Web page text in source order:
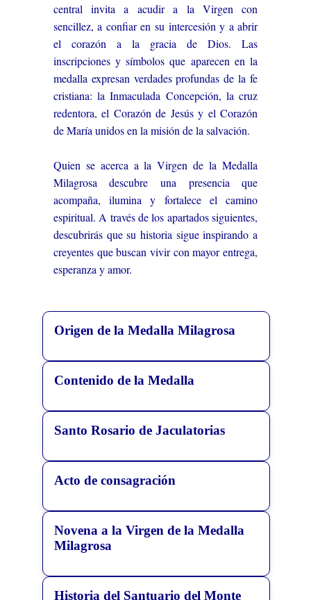
central invita a acudir a la Virgen con
sencillez, a confiar en su intercesión y a abrir
el corazón a la gracia de Dios. Las
inscripciones y símbolos que aparecen en la
medalla expresan verdades profundas de la fe
cristiana: la Inmaculada Concepción, la cruz
redentora, el Corazón de Jesús y el Corazón
de María unidos en la misión de la salvación.
Quien se acerca a la Virgen de la Medalla
Milagrosa descubre una presencia que
acompaña, ilumina y fortalece el camino
espiritual. A través de los apartados siguientes,
descubrirás que su historia sigue inspirando a
creyentes que buscan vivir con mayor entrega,
esperanza y amor.
Origen de la Medalla Milagrosa
Contenido de la Medalla
Santo Rosario de Jaculatorias
Acto de consagración
Novena a la Virgen de la Medalla
Milagrosa
Historia del Santuario del Monte